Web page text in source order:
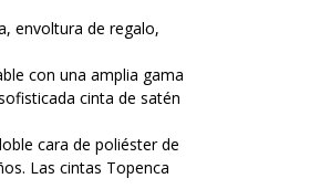
envoltura de regalo,
con una amplia gama
cinta de satén
cara de poliéster de
Las cintas Topenca